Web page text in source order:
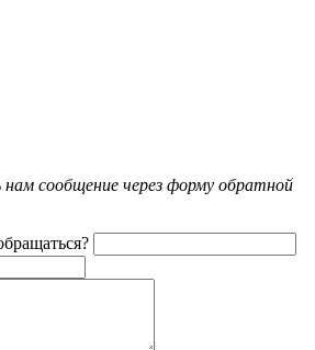
сообщение через форму обратной